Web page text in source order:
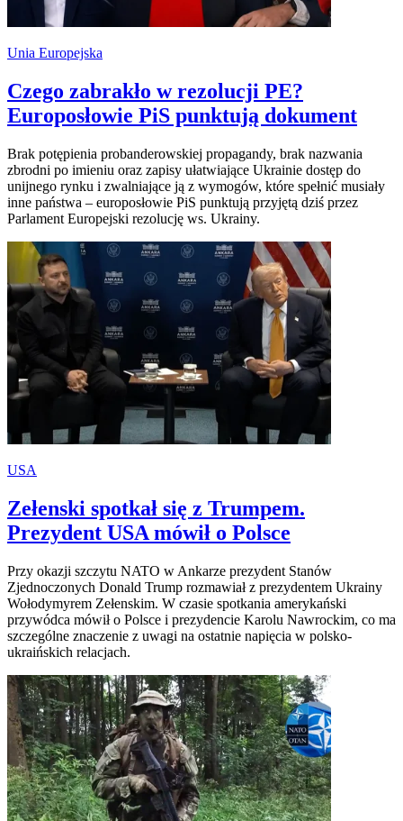
Unia Europejska
Czego zabrakło w rezolucji PE?
Europosłowie PiS punktują dokument
Brak potępienia probanderowskiej propagandy, brak nazwania
zbrodni po imieniu oraz zapisy ułatwiające Ukrainie dostęp do
unijnego rynku i zwalniające ją z wymogów, które spełnić musiały
inne państwa – europosłowie PiS punktują przyjętą dziś przez
Parlament Europejski rezolucję ws. Ukrainy.
USA
Zełenski spotkał się z Trumpem.
Prezydent USA mówił o Polsce
Przy okazji szczytu NATO w Ankarze prezydent Stanów
Zjednoczonych Donald Trump rozmawiał z prezydentem Ukrainy
Wołodymyrem Zełenskim. W czasie spotkania amerykański
przywódca mówił o Polsce i prezydencie Karolu Nawrockim, co ma
szczególne znaczenie z uwagi na ostatnie napięcia w polsko-
ukraińskich relacjach.